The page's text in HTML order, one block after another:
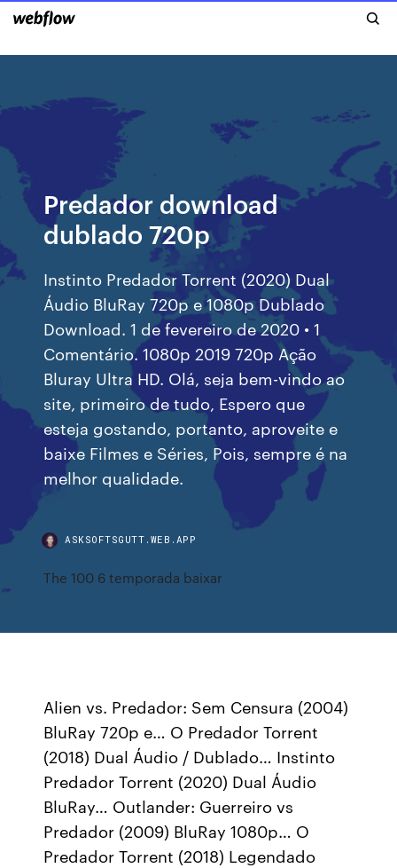
Predador download
dublado 720p
Instinto Predador Torrent (2020) Dual
Áudio BluRay 720p e 1080p Dublado
Download. 1 de fevereiro de 2020 • 1
Comentário. 1080p 2019 720p Ação
Bluray Ultra HD. Olá, seja bem-vindo ao
site, primeiro de tudo, Espero que
esteja gostando, portanto, aproveite e
baixe Filmes e Séries, Pois, sempre é na
melhor qualidade.
ASKSOFTSGUTT.WEB.APP
The 100 6 temporada baixar
Alien vs. Predador: Sem Censura (2004)
BluRay 720p e… O Predador Torrent
(2018) Dual Áudio / Dublado… Instinto
Predador Torrent (2020) Dual Áudio
BluRay… Outlander: Guerreiro vs
Predador (2009) BluRay 1080p… O
Predador Torrent (2018) Legendado